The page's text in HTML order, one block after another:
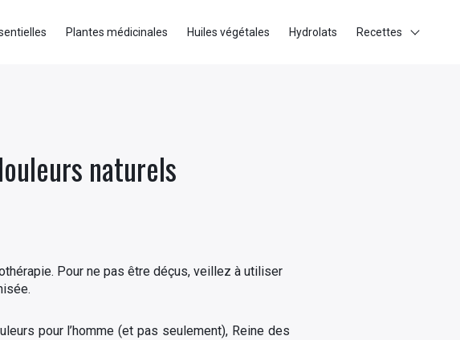
naturels
Pour ne pas être déçus, veillez à utiliser
pour l’homme (et pas seulement), Reine des
Plantes médicinales Huiles végétales Hydrolats Recettes